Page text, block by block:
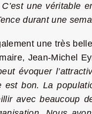
une véritable
durant une
une très
Jean-Michel
évoquer
est bon. La
avec beaucoup